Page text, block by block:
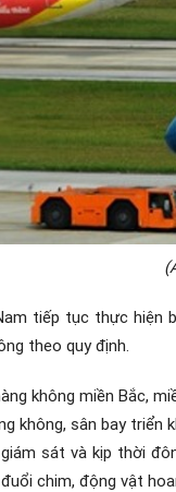
tiếp tục thực
theo quy định.
không miền Bắc,
không, sân bay
sát và kịp thời
chim, động vật